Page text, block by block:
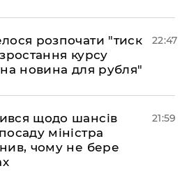
розпочати "тиск
курсу
новина для рубля"
22:47
щодо шансів
міністра
чому не бере
21:59